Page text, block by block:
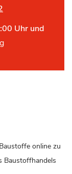
Uhr und
online zu
Baustoffhandels